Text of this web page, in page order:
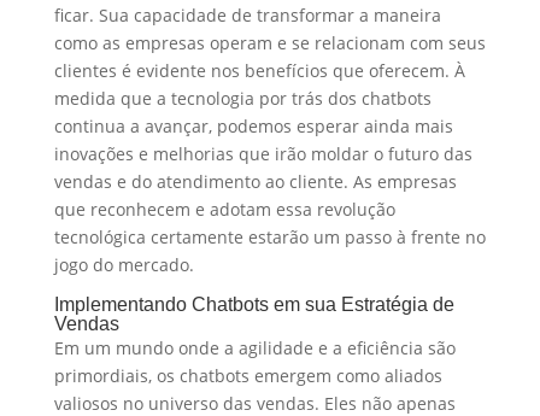
ficar. Sua capacidade de transformar a maneira
como as empresas operam e se relacionam com seus
clientes é evidente nos benefícios que oferecem. À
medida que a tecnologia por trás dos chatbots
continua a avançar, podemos esperar ainda mais
inovações e melhorias que irão moldar o futuro das
vendas e do atendimento ao cliente. As empresas
que reconhecem e adotam essa revolução
tecnológica certamente estarão um passo à frente no
jogo do mercado.
Implementando Chatbots em sua Estratégia de
Vendas
Em um mundo onde a agilidade e a eficiência são
primordiais, os chatbots emergem como aliados
valiosos no universo das vendas. Eles não apenas